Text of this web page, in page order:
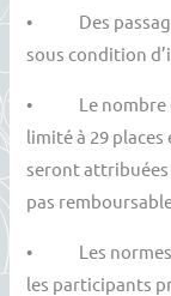
• Des
sous condition
• Le nombre
limité à 29
seront attribuées
pas
• Les normes
les participants